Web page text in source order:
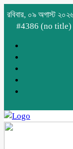
রবিবার, ০৯ অগাস্ট
#4386 (no title)